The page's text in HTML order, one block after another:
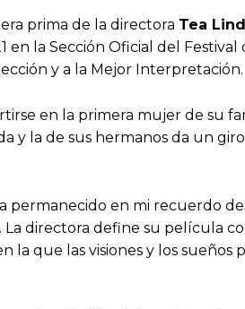
prima de la directora Tea
en la Sección Oficial del Festival
y a la Mejor Interpretación.
en la primera mujer de su
y la de sus hermanos da un
permanecido en mi recuerdo
La directora define su película
la que las visiones y los sueños